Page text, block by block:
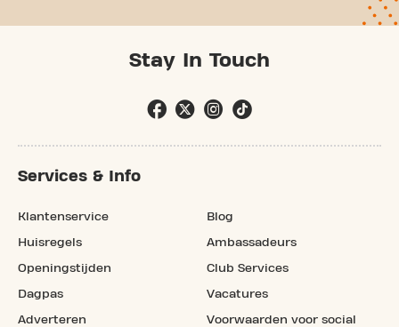
Stay In Touch
Services & Info
Klantenservice
Huisregels
Openingstijden
Dagpas
Adverteren
Blog
Ambassadeurs
Club Services
Vacatures
Voorwaarden voor social